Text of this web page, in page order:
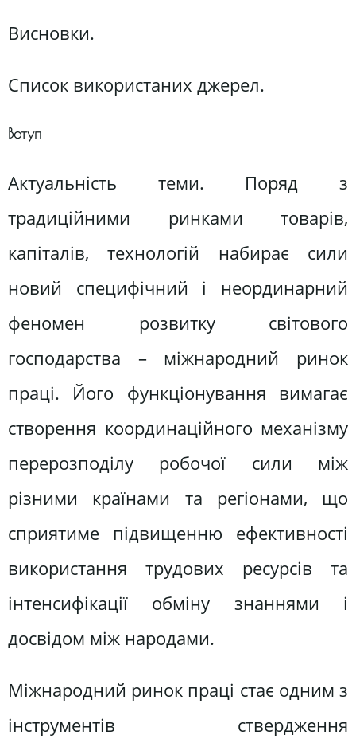
Висновки.
Список використаних джерел.
Вступ
Актуальність теми. Поряд з
традиційними ринками товарів,
капіталів, технологій набирає сили
новий специфічний і неординарний
феномен розвитку світового
господарства – міжнародний ринок
праці. Його функціонування вимагає
створення координаційного механізму
перерозподілу робочої сили між
різними країнами та регіонами, що
сприятиме підвищенню ефективності
використання трудових ресурсів та
інтенсифікації обміну знаннями і
досвідом між народами.
Міжнародний ринок праці стає одним з
інструментів ствердження